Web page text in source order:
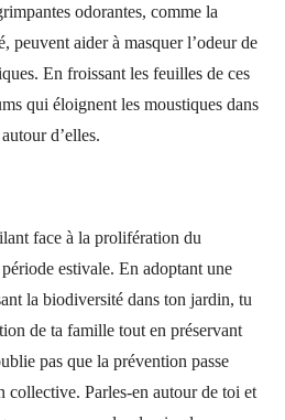
odorantes, comme la
peuvent aider à masquer l’odeur de
En froissant les feuilles de ces
qui éloignent les moustiques dans
d’elles.
face à la prolifération du
estivale. En adoptant une
la biodiversité dans ton jardin, tu
de ta famille tout en préservant
pas que la prévention passe
collective. Parles-en autour de toi et